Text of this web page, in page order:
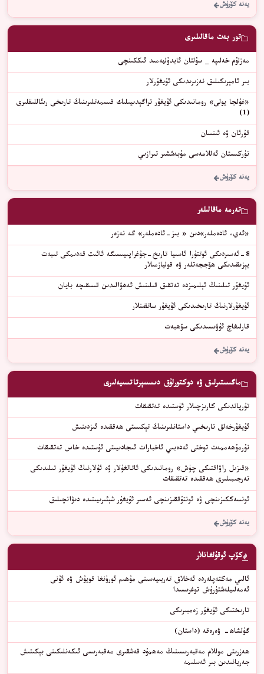
يەنە كۆرۈش
تور بەت ماقالىلىرى
مەزلۇم خەلىپە _ سۇلتان ئابدۇلھەمىد ئىككىنچى
ﺑﯩﺮ ﺋﺎﻣﯧﺮﯨﻜﯩﻠﯩﻖ ﻧﻪﺯﯨﺮﯨﺪﯨﻜﻰ ﺋﯘﻳﻐﯘﺭﻻﺭ
«ﻏﯘﻟﺠﺎ ﻳﻮﻟﻰ» ﺭﻭﻣﺎﻧﯩﺪﯨﻜﻰ ﺋﯘﻳﻐﯘﺭ ﺗﺮﺍﮔﯧﺪﯨﻴﯩﻠﯩﻚ ﻗﯩﺴﻤﻪﺗﻠﯩﺮﯨﻨﯩﯔ ﺗﺎﺭﯨﺨﻰ ﺭﯨﺌﺎﻟﻠﯩﻘﻠﯩﺮﻯ
(1)
قۇرئان ۋە ئىنسان
تۈركىستان ئەللامەسى مۇبەششىر تىرازىي
يەنە كۆرۈش
تەرمە ماقالىلەر
«ئەي، ئادەملەر»دىن « بىز-ئادەملەر» گە نەزەر
8-ئەسىردىكى ئوتتۇرا ئاسىيا تارىخ-جۇغراپىيىسىگە ئائىت قەدىمكى تىبەت
يېزىقىدىكى ھۆججەتلەر ۋە قوليازمىلار
ئۇيغۇر تىلىنىڭ ئېلىمىزدە تەتقىق قىلىنىش ئەھۋالىدىن قىسقىچە بايان
ئۇيغۇرلارنىڭ تارىخىدىكى ئۇيغۇر ساتقىنلار
قارلىغاچ ئۇۋىسىدىكى سۆھبەت
يەنە كۆرۈش
ماگىستىرلىق ۋە دوكتورلۇق دىسسېرتاتسىيەلىرى
تۇرپاندىكى كارىزچىلار ئۈستىدە تەتقىقات
ئۇيغۇرخەلق تارىخىي داستانلىرىنىڭ تېكىستى ھەققىدە ئىزدىنىش
نۇرمۇھەممەت توختى ئەدەبىي ئاخبارات ئىجادىيىتى ئۈستىدە خاس تەتقىقات
«قىزىل راۋاقتىكى چۈش» رومانىدىكى ئاتالغۇلار ۋە ئۇلارنىڭ ئۇيغۇر تىلىدىكى
تەرجىمىلىرى ھەققىدە تەتقىقات
ئونسەككىزىنچى ۋە ئونتۇققىزىنچى ئەسىر ئۇيغۇر شېئىرىيىتىدە دىۋانچىلىق
يەنە كۆرۈش
كۆپ ئوقۇلغانلار
ئالىي مەكتەپلەردە ئەخلاق تەربىيەسىنى مۇھىم ئورۇنغا قويۇش ۋە ئۇنى
ئەمەلىيلەشتۈرۈش توغرىسىدا
ﺗﺎﺭﯨﺨﺘﯩﻜﻰ ﺋﯘﻳﻐﯘﺭ ﺯﻩﻣﺒﯩﺮﯨﻜﻰ
گۈلشاھ- ۋەرەقە (داستان)
ھەزرىتى موللام مەقبەرىسىنىڭ مەھمۇد قەشقىرى مەقبەرىسى ئىكەنلىكىنى بېكىتىش
جەريانىدىن بىر ئەسلىمە